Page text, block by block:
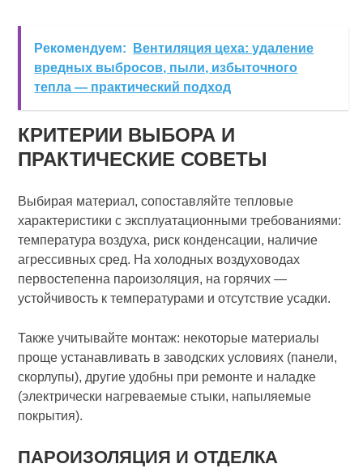
Рекомендуем:
Вентиляция цеха: удаление
вредных выбросов, пыли, избыточного
тепла — практический подход
КРИТЕРИИ ВЫБОРА И
ПРАКТИЧЕСКИЕ СОВЕТЫ
Выбирая материал, сопоставляйте тепловые
характеристики с эксплуатационными требованиями:
температура воздуха, риск конденсации, наличие
агрессивных сред. На холодных воздуховодах
первостепенна пароизоляция, на горячих —
устойчивость к температурами и отсутствие усадки.
Также учитывайте монтаж: некоторые материалы
проще устанавливать в заводских условиях (панели,
скорлупы), другие удобны при ремонте и наладке
(электрически нагреваемые стыки, напыляемые
покрытия).
ПАРОИЗОЛЯЦИЯ И ОТДЕЛКА